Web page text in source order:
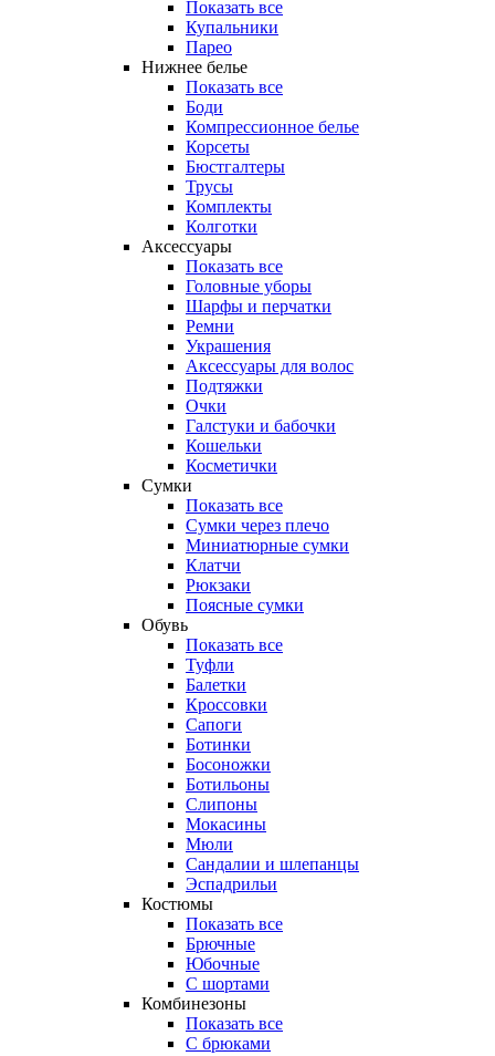
Показать все
Купальники
Парео
Нижнее белье
Показать все
Боди
Компрессионное белье
Корсеты
Бюстгалтеры
Трусы
Комплекты
Колготки
Аксессуары
Показать все
Головные уборы
Шарфы и перчатки
Ремни
Украшения
Аксессуары для волос
Подтяжки
Очки
Галстуки и бабочки
Кошельки
Косметички
Сумки
Показать все
Сумки через плечо
Миниатюрные cумки
Клатчи
Рюкзаки
Поясные сумки
Обувь
Показать все
Туфли
Балетки
Кроссовки
Сапоги
Ботинки
Босоножки
Ботильоны
Слипоны
Мокасины
Мюли
Сандалии и шлепанцы
Эспадрильи
Костюмы
Показать все
Брючные
Юбочные
С шортами
Комбинезоны
Показать все
С брюками